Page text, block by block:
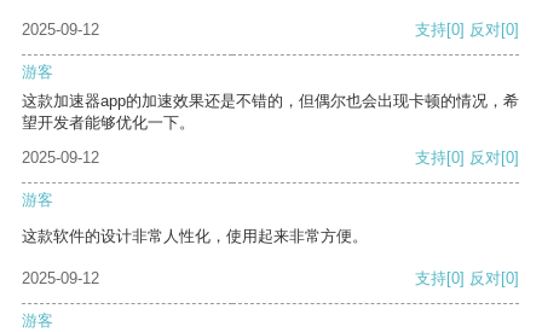
2025-09-12 支持[0] 反对[0]
游客
这款加速器app的加速效果还是不错的，但偶尔也会出现卡顿的情况，希
望开发者能够优化一下。
2025-09-12
支持[0] 反对[0]
游客
这款软件的设计非常人性化，使用起来非常方便。
2025-09-12 支持[0] 反对[0]
游客